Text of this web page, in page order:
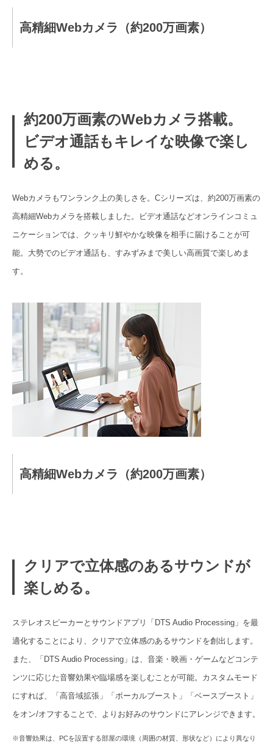
高精細Webカメラ（約200万画素）
約200万画素のWebカメラ搭載。
ビデオ通話もキレイな映像で楽し
める。
Webカメラもワンランク上の美しさを。Cシリーズは、約200万画素の
高精細Webカメラを搭載しました。ビデオ通話などオンラインコミュ
ニケーションでは、クッキリ鮮やかな映像を相手に届けることが可
能。大勢でのビデオ通話も、すみずみまで美しい高画質で楽しめま
す。
高精細Webカメラ（約200万画素）
クリアで立体感のあるサウンドが
楽しめる。
ステレオスピーカーとサウンドアプリ「DTS Audio Processing」を最
適化することにより、クリアで立体感のあるサウンドを創出します。
また、「DTS Audio Processing」は、音楽・映画・ゲームなどコンテ
ンツに応じた音響効果や臨場感を楽しむことが可能。カスタムモード
にすれば、「高音域拡張」「ボーカルブースト」「ベースブースト」
をオン/オフすることで、よりお好みのサウンドにアレンジできます。
※音響効果は、PCを設置する部屋の環境（周囲の材質、形状など）により異なり